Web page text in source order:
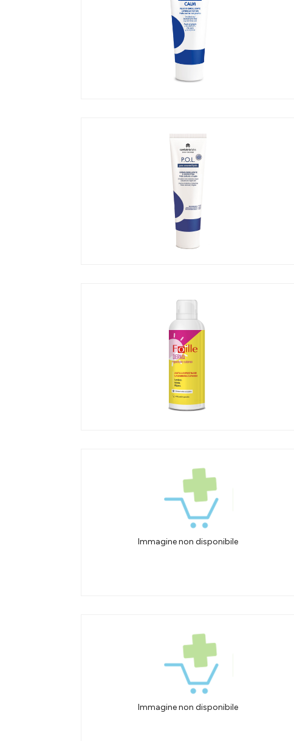
Immagine non disponibile
Immagine non disponibile